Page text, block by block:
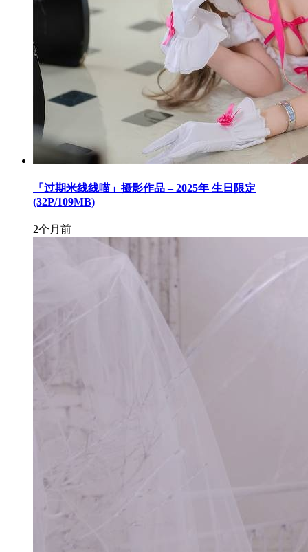
「过期米线线喵」摄影作品 – 2025年 生日限定
(32P/109MB)
2个月前